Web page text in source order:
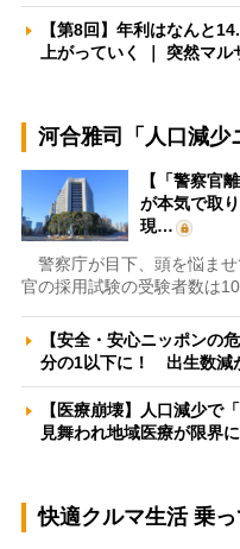
【第8回】年利はなんと
上がっていく ｜ 突然マ
河合雅司「人口減少
【「警察官
が本気で取
現…
警察庁が目下、頭を悩ま
官の採用試験の受験者数は
【安全・安心ニッポンの
分の1以下に！ 出生数減
【医療崩壊】人口減少で
見舞われ地域医療が限
快適クルマ生活 乗